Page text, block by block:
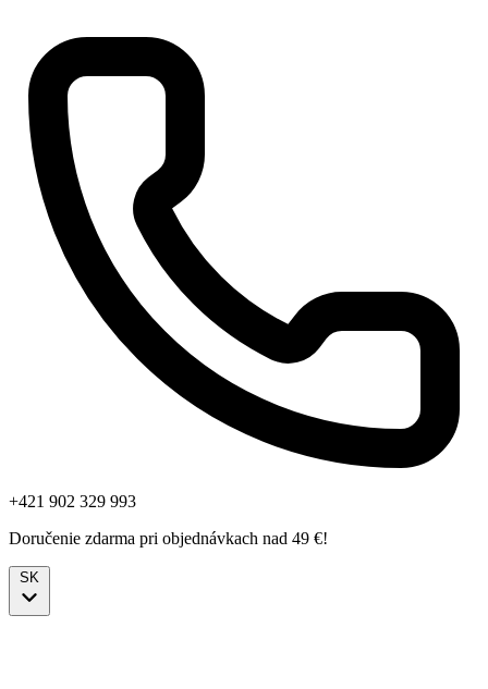
+421 902 329 993
Doručenie zdarma pri objednávkach nad 49 €!
SK